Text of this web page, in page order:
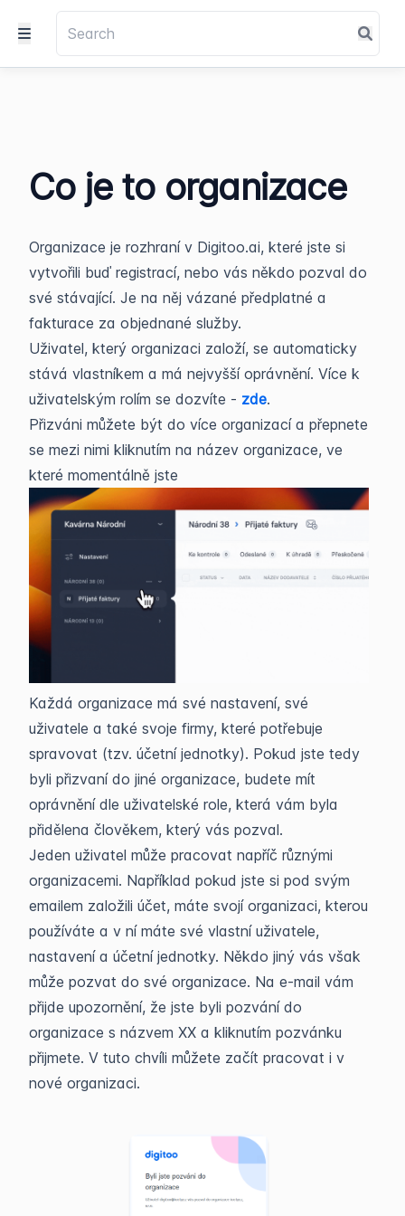
Co je to organizace
Organizace je rozhraní v Digitoo.ai, které jste si
vytvořili buď registrací, nebo vás někdo pozval do
své stávající. Je na něj vázané předplatné a
fakturace za objednané služby.
Uživatel, který organizaci založí, se automaticky
stává vlastníkem a má nejvyšší oprávnění. Více k
uživatelským rolím se dozvíte - zde.
Přizváni můžete být do více organizací a přepnete
se mezi nimi kliknutím na název organizace, ve
které momentálně jste
Každá organizace má své nastavení, své
uživatele a také svoje firmy, které potřebuje
spravovat (tzv. účetní jednotky). Pokud jste tedy
byli přizvaní do jiné organizace, budete mít
oprávnění dle uživatelské role, která vám byla
přidělena člověkem, který vás pozval.
Jeden uživatel může pracovat napříč různými
organizacemi. Například pokud jste si pod svým
emailem založili účet, máte svojí organizaci, kterou
používáte a v ní máte své vlastní uživatele,
nastavení a účetní jednotky. Někdo jiný vás však
může pozvat do své organizace. Na e-mail vám
přijde upozornění, že jste byli pozvání do
organizace s názvem XX a kliknutím pozvánku
přijmete. V tuto chvíli můžete začít pracovat i v
nové organizaci.